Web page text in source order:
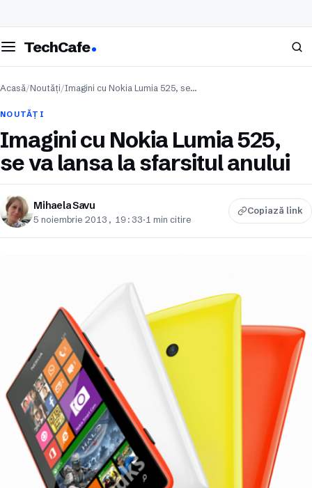
meniul
TechCafe Caută
Acasă/Noutăți/Imagini cu Nokia Lumia 525, se…
NOUTĂȚI
Imagini cu Nokia Lumia 525,
se va lansa la sfarsitul anului
Mihaela Savu
5 noiembrie 2013, 19:33·1 min citire
Copiază link